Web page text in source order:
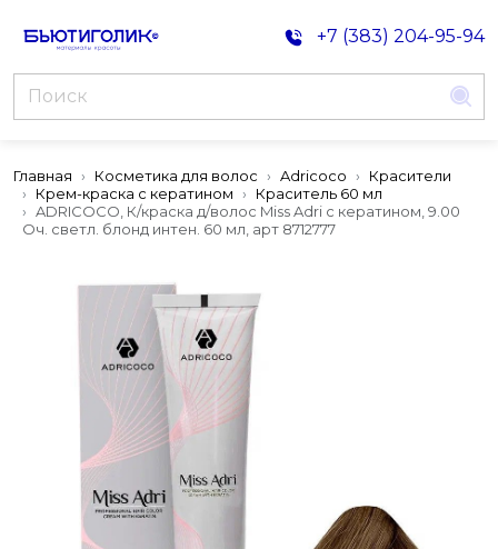
+7 (383) 204-95-94
Главная Косметика для волос Adricoco
Красители
Крем-краска с кератином
Краситель 60 мл
ADRICOCO, К/краска д/волос Miss Adri с кератином, 9.00
Оч. светл. блонд интен. 60 мл, арт 8712777